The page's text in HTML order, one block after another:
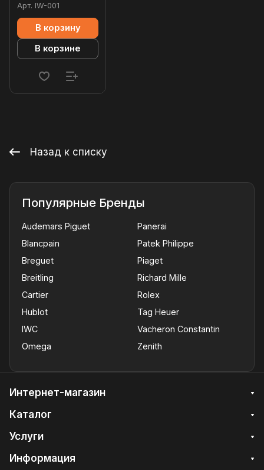
Арт. IW-001
В корзину
В корзине
Назад к списку
Популярные Бренды
Audemars Piguet
Blancpain
Breguet
Breitling
Cartier
Hublot
IWC
Omega
Panerai
Patek Philippe
Piaget
Richard Mille
Rolex
Tag Heuer
Vacheron Constantin
Zenith
Интернет-магазин
Каталог
Услуги
Информация